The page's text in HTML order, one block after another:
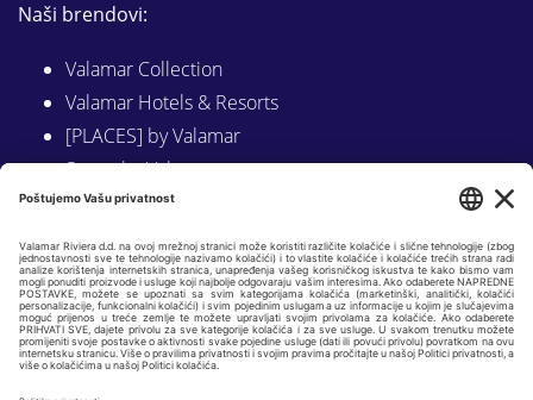
Naši brendovi:
Valamar Collection
Valamar Hotels & Resorts
[PLACES] by Valamar
Sunny by Valamar
Valamar Camping
Istraži na Valamar.com
Slijedite nas na: